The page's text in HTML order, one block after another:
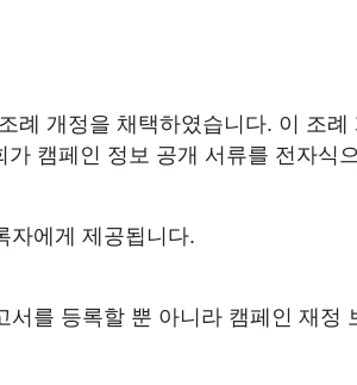
례 개정을 채택하였습니다. 이 조례
캠페인 정보 공개 서류를 전자식
자에게 제공됩니다.
를 등록할 뿐 아니라 캠페인 재정